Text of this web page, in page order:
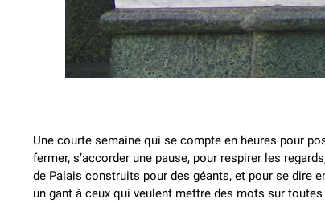
Une courte semaine qui se compte en heures pour
fermer, s’accorder une pause, pour respirer les
de Palais construits pour des géants, et pour se dire
un gant à ceux qui veulent mettre des mots sur